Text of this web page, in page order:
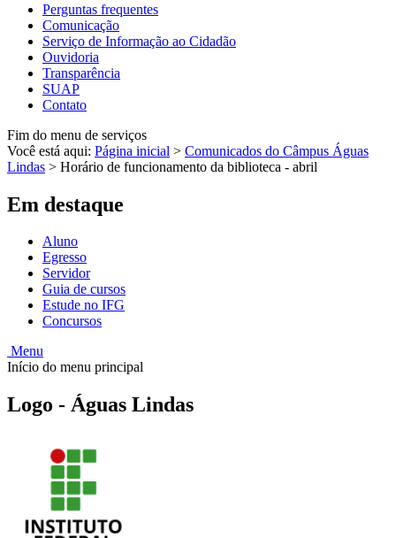
Perguntas frequentes
Comunicação
Serviço de Informação ao Cidadão
Ouvidoria
Transparência
SUAP
Contato
Fim do menu de serviços
Você está aqui: Página inicial > Comunicados do Câmpus Águas
Lindas > Horário de funcionamento da biblioteca - abril
Em destaque
Aluno
Egresso
Servidor
Guia de cursos
Estude no IFG
Concursos
Menu
Início do menu principal
Logo - Águas Lindas